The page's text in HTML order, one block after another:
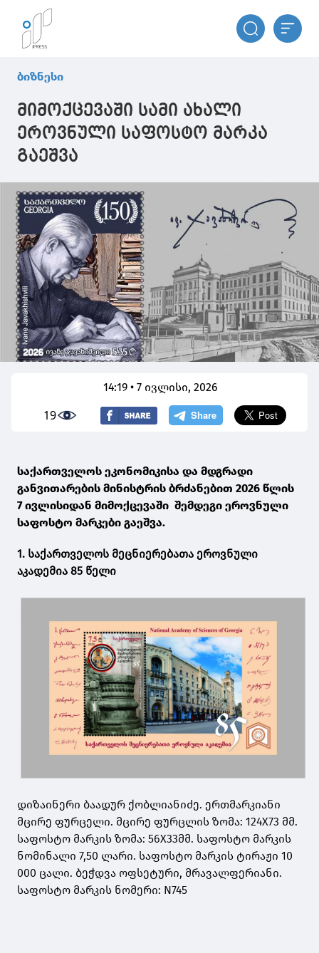
ბიზნესი
მიმოქცევაში სამი ახალი
ეროვნული საფოსტო მარკა
გაეშვა
14:19 • 7 ივლისი, 2026
19
საქართველოს ეკონომიკისა და მდგრადი
განვითარების მინისტრის ბრძანებით 2026 წლის
7 ივლისიდან მიმოქცევაში შემდეგი ეროვნული
საფოსტო მარკები გაეშვა.
1. საქართველოს მეცნიერებათა ეროვნული
აკადემია 85 წელი
დიზაინერი ბაადურ ქობლიანიძე. ერთმარკიანი
მცირე ფურცელი. მცირე ფურცლის ზომა: 124X73 მმ.
საფოსტო მარკის ზომა: 56X33მმ. საფოსტო მარკის
ნომინალი 7,50 ლარი. საფოსტო მარკის ტირაჟი 10
000 ცალი. ბეჭდვა ოფსეტური, მრავალფერიანი.
საფოსტო მარკის ნომერი: N745